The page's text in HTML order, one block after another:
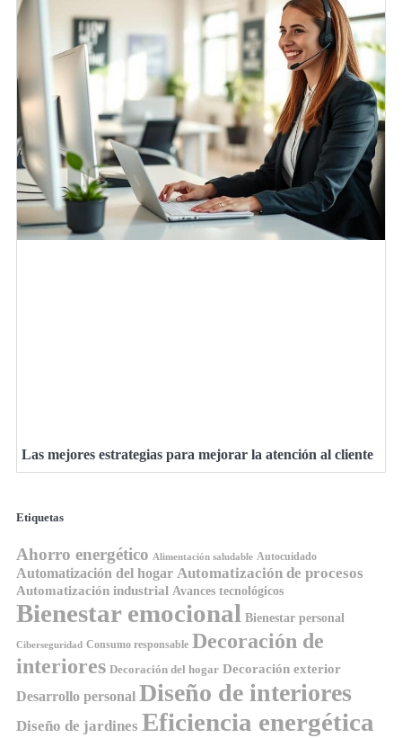
Las mejores estrategias para mejorar la atención al cliente
Etiquetas
Ahorro energético Alimentación saludable Autocuidado
Automatización del hogar Automatización de procesos
Automatización industrial Avances tecnológicos
Bienestar emocional Bienestar personal
Ciberseguridad Consumo responsable Decoración de
interiores Decoración del hogar Decoración exterior
Desarrollo personal Diseño de interiores
Diseño de jardines Eficiencia energética